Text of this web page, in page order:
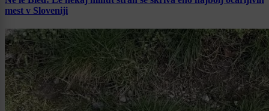
mest v Sloveniji